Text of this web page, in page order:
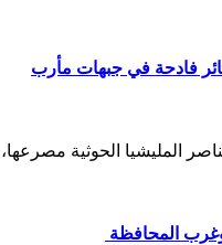
فادحة في جبهات مأرب
المليشيا الحوثية
المحافظة